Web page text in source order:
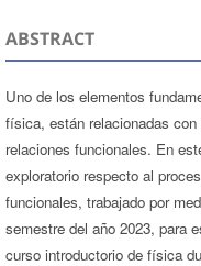
ABSTRACT
Uno de los elementos
física, están relacionadas
relaciones funcionales. En
exploratorio respecto al
funcionales, trabajado por
semestre del año 2023, para
curso introductorio de física